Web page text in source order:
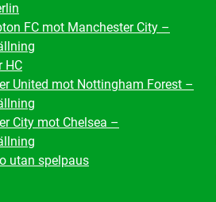
FC mot Manchester City –
HC
United mot Nottingham Forest –
City mot Chelsea –
utan spelpaus